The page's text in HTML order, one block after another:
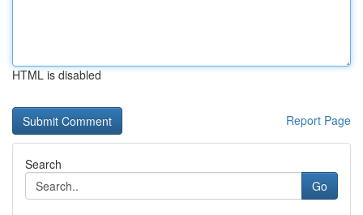
HTML is disabled
Report Page
Search
Go